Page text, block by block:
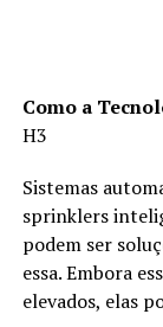
Como a
H3
Sistemas
sprinklers
podem ser
essa. Embora
elevados, elas